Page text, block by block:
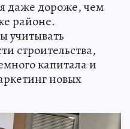
даже дороже, чем
районе.
учитывать
строительства,
капитала и
новых